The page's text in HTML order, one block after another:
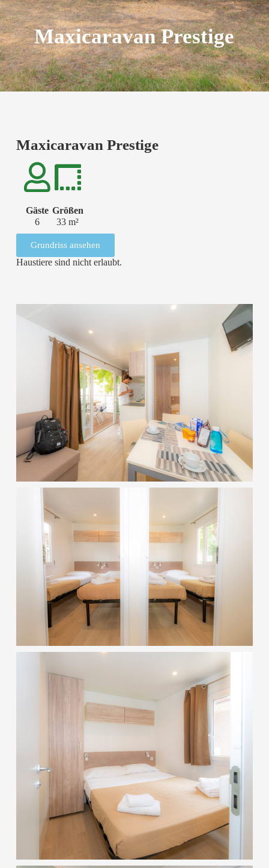
Maxicaravan Prestige
Maxicaravan Prestige
Gäste
6
Größen
33 m²
Grundriss ansehen
Haustiere sind nicht erlaubt.